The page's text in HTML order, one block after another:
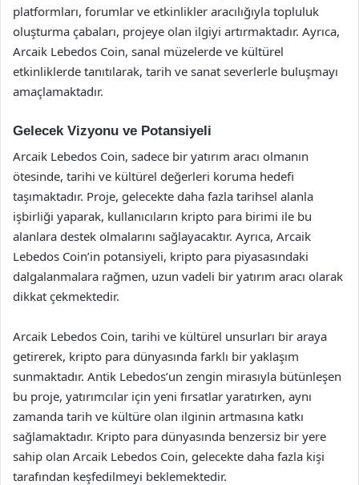
platformları, forumlar ve etkinlikler aracılığıyla topluluk
oluşturma çabaları, projeye olan ilgiyi artırmaktadır. Ayrıca,
Arcaik Lebedos Coin, sanal müzelerde ve kültürel
etkinliklerde tanıtılarak, tarih ve sanat severlerle buluşmayı
amaçlamaktadır.
Gelecek Vizyonu ve Potansiyeli
Arcaik Lebedos Coin, sadece bir yatırım aracı olmanın
ötesinde, tarihi ve kültürel değerleri koruma hedefi
taşımaktadır. Proje, gelecekte daha fazla tarihsel alanla
işbirliği yaparak, kullanıcıların kripto para birimi ile bu
alanlara destek olmalarını sağlayacaktır. Ayrıca, Arcaik
Lebedos Coin’in potansiyeli, kripto para piyasasındaki
dalgalanmalara rağmen, uzun vadeli bir yatırım aracı olarak
dikkat çekmektedir.
Arcaik Lebedos Coin, tarihi ve kültürel unsurları bir araya
getirerek, kripto para dünyasında farklı bir yaklaşım
sunmaktadır. Antik Lebedos’un zengin mirasıyla bütünleşen
bu proje, yatırımcılar için yeni fırsatlar yaratırken, aynı
zamanda tarih ve kültüre olan ilginin artmasına katkı
sağlamaktadır. Kripto para dünyasında benzersiz bir yere
sahip olan Arcaik Lebedos Coin, gelecekte daha fazla kişi
tarafından keşfedilmeyi beklemektedir.